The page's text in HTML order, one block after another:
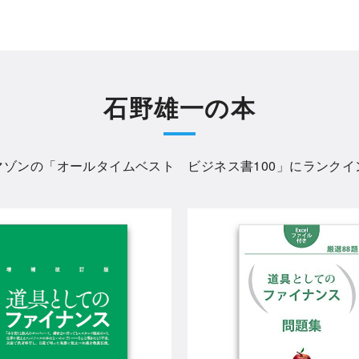
石野雄一の本
ンの「オールタイムベスト ビジネス書100 」にランク